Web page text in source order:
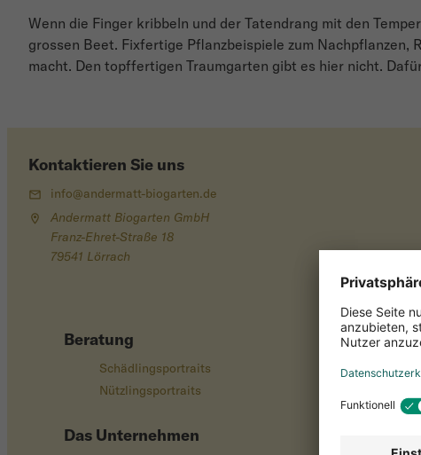
Wenn die Finger kribbeln und der Tatendrang mit den
grossen Beet. Fixfertige Pflanzbeispiele zum
macht. Den topffertigen Traumgarten gibt es hier nicht.
Beratung
Schädlingsportraits
Nützlingsportraits
Das Unternehmen
Kontaktieren Sie uns
info@andermatt-biogarten.de
Andermatt Biogarten GmbH
Franz-Ehret-Straße 18
79541 Lörrach